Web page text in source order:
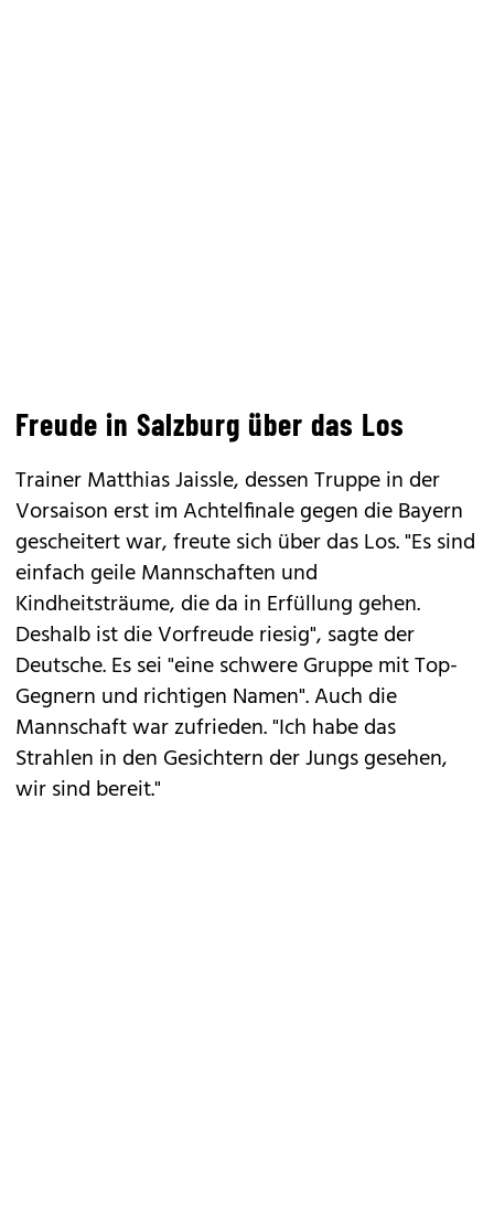
Freude in Salzburg über das Los
Trainer Matthias Jaissle, dessen Truppe in der
Vorsaison erst im Achtelfinale gegen die Bayern
gescheitert war, freute sich über das Los. "Es sind
einfach geile Mannschaften und
Kindheitsträume, die da in Erfüllung gehen.
Deshalb ist die Vorfreude riesig", sagte der
Deutsche. Es sei "eine schwere Gruppe mit Top-
Gegnern und richtigen Namen". Auch die
Mannschaft war zufrieden. "Ich habe das
Strahlen in den Gesichtern der Jungs gesehen,
wir sind bereit."